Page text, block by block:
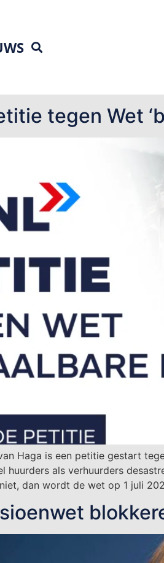
tegen Wet
Haga is een petitie gestart
huurders als verhuurders
dan wordt de wet op 1 juli